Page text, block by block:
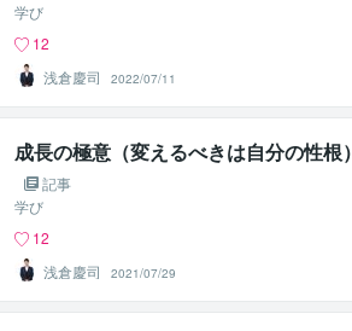
学び
12
浅倉慶司
2022/07/11
成長の極意（変えるべきは自分の性根）
記事
学び
12
浅倉慶司
2021/07/29